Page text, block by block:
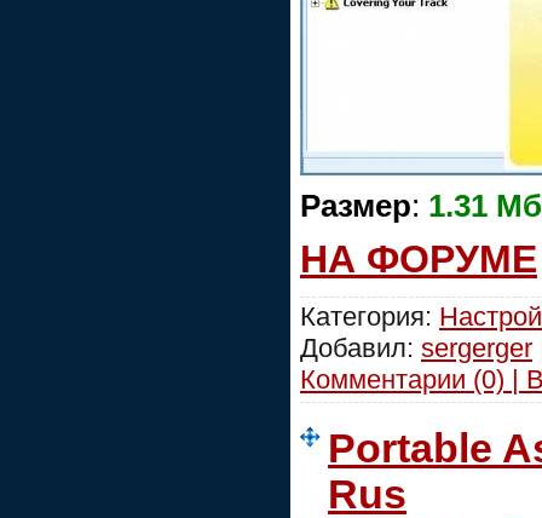
Размер: 1.31 Мб
НА ФОРУМЕ
Категория:
Добавил: sergerger
Комментарии (0) |
Portable
Rus